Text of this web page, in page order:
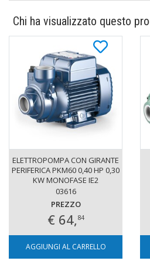
Chi ha visualizzato questo
ELETTROPOMPA CON GIRANTE
PERIFERICA PKM60 0,40 HP 0,30
KW MONOFASE IE2
03616
PREZZO
€ 64,84
AGGIUNGI AL CARRELLO